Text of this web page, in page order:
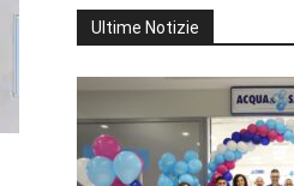
Ultime Notizie